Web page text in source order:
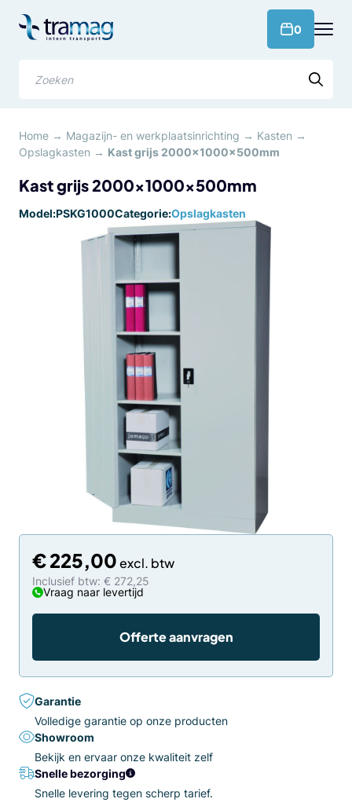
naar
0
Home → Magazijn- en werkplaatsinrichting → Kasten →
Opslagkasten → Kast grijs 2000x1000x500mm
Kast grijs 2000x1000x500mm
Model:PSKG1000Categorie:Opslagkasten
€225,00
Inclusief btw: € 272,25
Vraag naar levertijd
Offerte aanvragen
Garantie
Volledige garantie op onze producten
Showroom
Bekijk en ervaar onze kwaliteit zelf
Snelle bezorging
Snelle levering tegen scherp tarief.